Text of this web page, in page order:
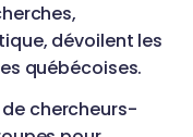
dévoilent les
québécoises.
chercheurs-